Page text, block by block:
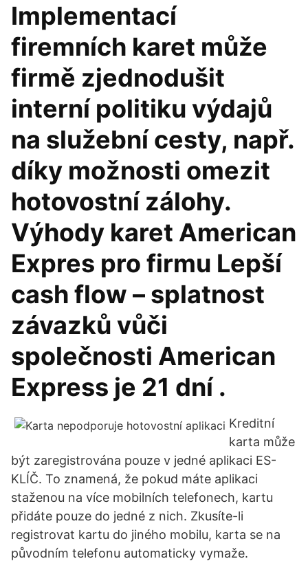
Implementací
firemních karet může
firmě zjednodušit
interní politiku výdajů
na služební cesty, např.
díky možnosti omezit
hotovostní zálohy.
Výhody karet American
Expres pro firmu Lepší
cash flow – splatnost
závazků vůči
společnosti American
Express je 21 dní .
Kreditní
karta může
být zaregistrována pouze v jedné aplikaci ES-
KLÍČ. To znamená, že pokud máte aplikaci
staženou na více mobilních telefonech, kartu
přidáte pouze do jedné z nich. Zkusíte-li
registrovat kartu do jiného mobilu, karta se na
původním telefonu automaticky vymaže.